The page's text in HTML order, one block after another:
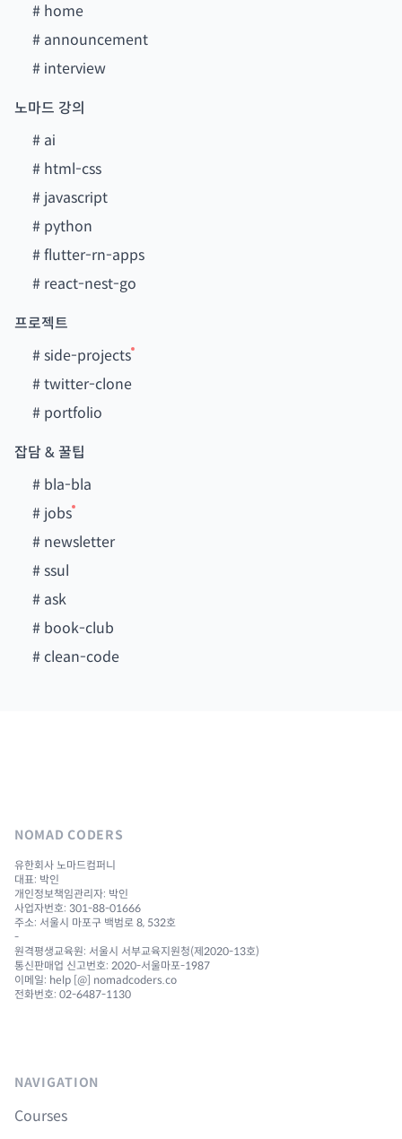
# home
# announcement
# interview
노마드 강의
# ai
# html-css
# javascript
# python
#flutter-rn-apps
# react-nest-go
프로젝트
#side-projects
#twitter-clone
# portfolio
잡담 & 꿀팁
# bla-bla
# jobs
# newsletter
#ssul
# ask
# book-club
#clean-code
NOMAD CODERS
유한회사 노마드컴퍼니
대표: 박인
개인정보책임관리자: 박인
사업자번호: 301-88-01666
주소: 서울시 마포구 백범로 8, 532호
-
원격평생교육원: 서울시 서부교육지원청(제2020-13호)
통신판매업 신고번호: 2020-서울마포-1987
이메일: help [@] nomadcoders.co
전화번호: 02-6487-1130
NAVIGATION
Courses